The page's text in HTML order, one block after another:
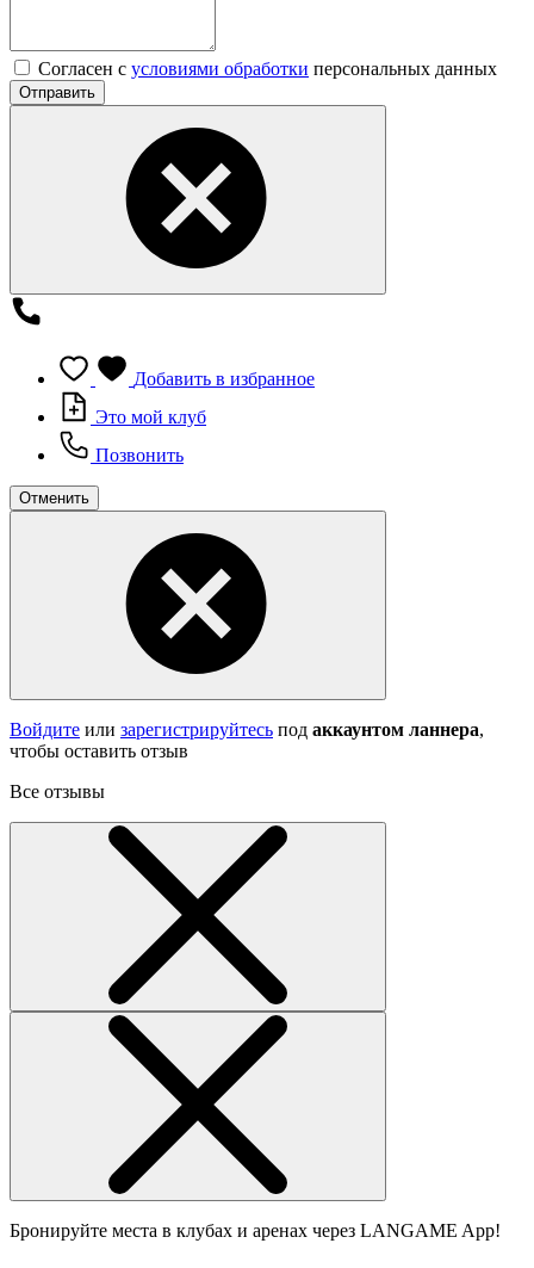
Согласен с условиями обработки персональных данных
Отправить
Добавить в избранное
Это мой клуб
Позвонить
Отменить
Войдите или зарегистрируйтесь под аккаунтом ланнера,
чтобы оставить отзыв
Все отзывы
Бронируйте места в клубах и аренах через LANGAME App!